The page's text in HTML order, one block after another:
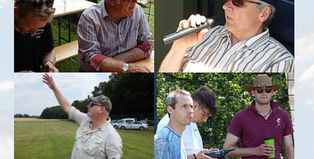
Show larger version for: Show larger version for: